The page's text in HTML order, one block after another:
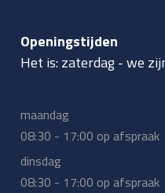
Openingstijden
Het is:zaterdag-we
maandag
08:30 - 17:00 op afspraak
dinsdag
08:30 - 17:00 op afspraak